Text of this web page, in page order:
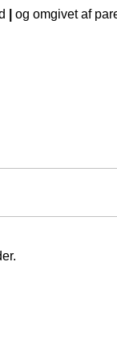
og omgivet af